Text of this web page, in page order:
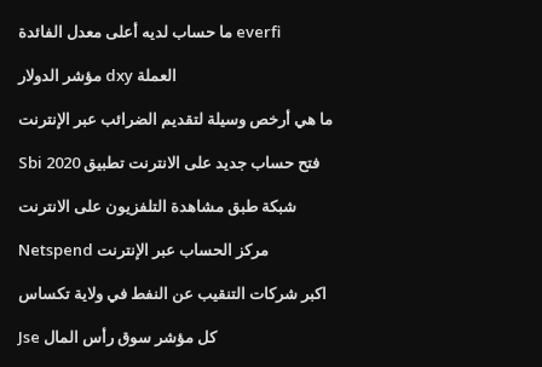
ما حساب لديه أعلى معدل الفائدة everfi
مؤشر الدولار dxy العملة
ما هي أرخص وسيلة لتقديم الضرائب عبر الإنترنت
Sbi فتح حساب جديد على الانترنت تطبيق 2020
شبكة طبق مشاهدة التلفزيون على الانترنت
Netspend مركز الحساب عبر الإنترنت
اكبر شركات التنقيب عن النفط في ولاية تكساس
Jse كل مؤشر سوق رأس المال